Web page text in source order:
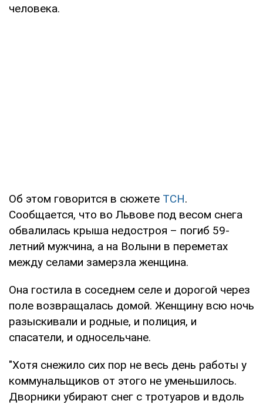
человека.
Об этом говорится в сюжете ТСН.
Сообщается, что во Львове под весом снега
обвалилась крыша недостроя – погиб 59-
летний мужчина, а на Волыни в переметах
между селами замерзла женщина.
Она гостила в соседнем селе и дорогой через
поле возвращалась домой. Женщину всю ночь
разыскивали и родные, и полиция, и
спасатели, и односельчане.
"Хотя снежило сих пор не весь день работы у
коммунальщиков от этого не уменьшилось.
Дворники убирают снег с тротуаров и вдоль